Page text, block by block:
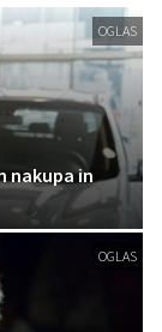
OGLAS
nakupa in
OGLAS